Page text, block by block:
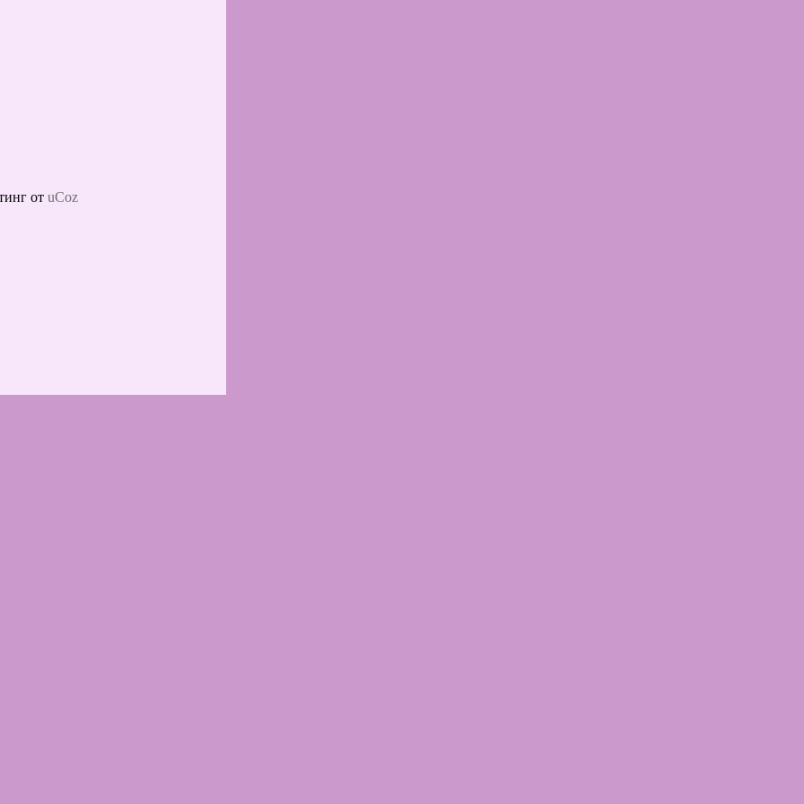
от uCoz